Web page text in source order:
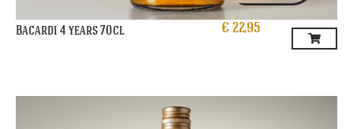
Bacardi 4 years 70cl € 22,95